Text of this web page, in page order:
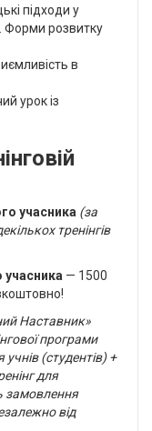
підходи у
Форми розвитку
в
урок із
учасника (за
тренінгів
учасника — 1500
Наставник»
програми
(студентів) +
для
замовлення
від